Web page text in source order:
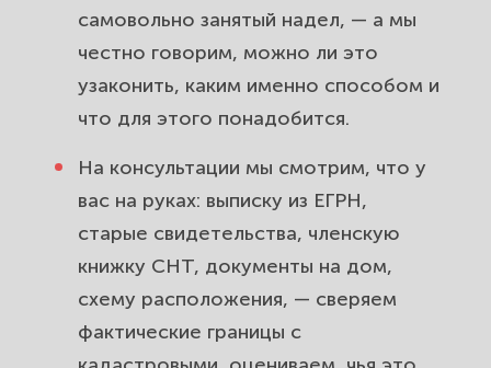
самовольно занятый надел, — а мы
честно говорим, можно ли это
узаконить, каким именно способом и
что для этого понадобится.
На консультации мы смотрим, что у
вас на руках: выписку из ЕГРН,
старые свидетельства, членскую
книжку СНТ, документы на дом,
схему расположения, — сверяем
фактические границы с